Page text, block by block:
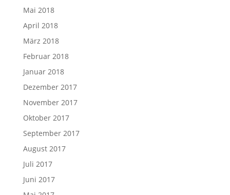
Mai 2018
April 2018
März 2018
Februar 2018
Januar 2018
Dezember 2017
November 2017
Oktober 2017
September 2017
August 2017
Juli 2017
Juni 2017